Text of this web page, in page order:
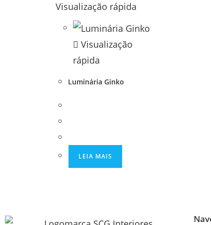
Visualização rápida
Visualização
rápida
Luminária Ginko
LEIA MAIS